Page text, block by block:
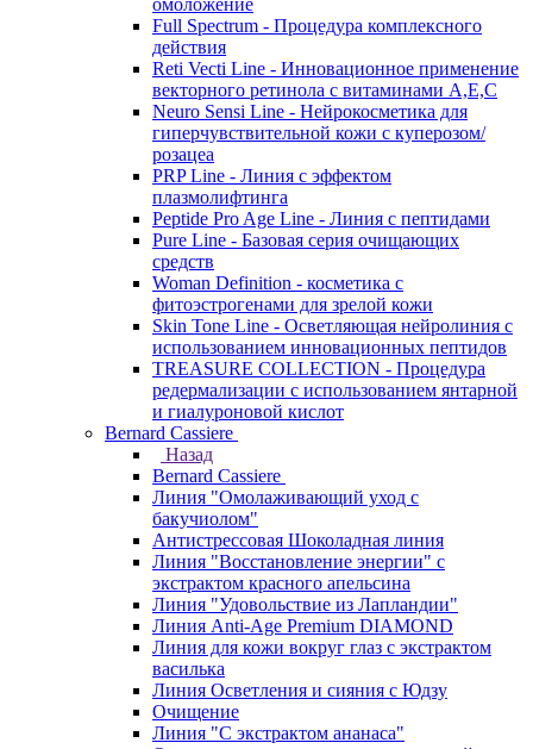
омоложение
Full Spectrum - Процедура комплексного
действия
Reti Vecti Line - Инновационное применение
векторного ретинола с витаминами A,Е,С
Neuro Sensi Line - Нейрокосметика для
гиперчувствительной кожи с куперозом/
розацеа
PRP Line - Линия с эффектом
плазмолифтинга
Peptide Pro Age Line - Линия с пептидами
Pure Line - Базовая серия очищающих
средств
Woman Definition - косметика с
фитоэстрогенами для зрелой кожи
Skin Tone Line - Осветляющая нейролиния с
использованием инновационных пептидов
TREASURE COLLECTION - Процедура
редермализации с использованием янтарной
и гиалуроновой кислот
Bernard Cassiere
Назад
Bernard Cassiere
Линия "Омолаживающий уход с
бакучиолом"
Антистрессовая Шоколадная линия
Линия "Восстановление энергии" с
экстрактом красного апельсина
Линия "Удовольствие из Лапландии"
Линия Anti-Age Premium DIAMOND
Линия для кожи вокруг глаз с экстрактом
василька
Линия Осветления и сияния с Юдзу
Очищение
Линия "С экстрактом ананаса"